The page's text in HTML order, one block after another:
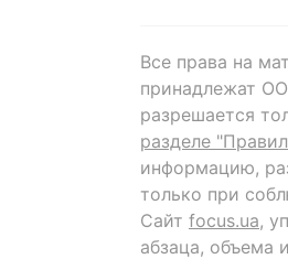
Все права на
принадлежат
разрешается
разделе
информацию,
только при
Сайт focus.ua,
абзаца, объема